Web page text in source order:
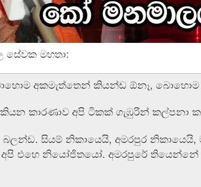
සේවක මහතා:
අකමැත්තෙන් කියන්ඩ ඕනෑ, බොහොම
කාරණාව අපි ටිකක් ගැඹුරින් කල්පනා
බලන්ඩ. සියම් නිකායෙයි, අමරපුර
එහෙ නියෝජිතයෝ. අමරපුරේ තියෙන්නේ